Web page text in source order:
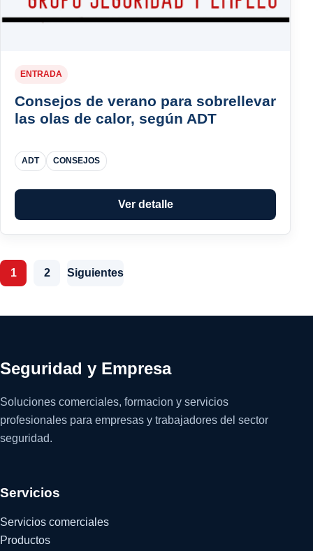
ENTRADA
Consejos de verano para sobrellevar
las olas de calor, según ADT
ADT CONSEJOS
Ver detalle
Paginación de entradas
1 2 Siguientes
Seguridad y Empresa
Soluciones comerciales, formacion y servicios
profesionales para empresas y trabajadores del sector
seguridad.
Servicios
Servicios comerciales
Productos